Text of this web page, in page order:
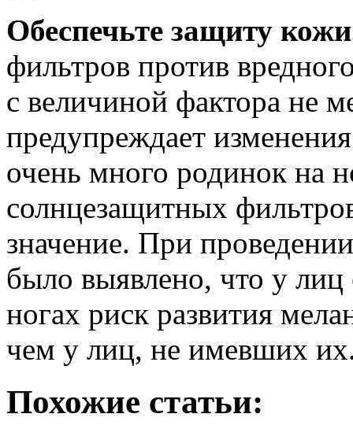
Обеспечьте защиту
фильтров против
с величиной фактора не
предупреждает
очень много родинок на
солнцезащитных
значение. При
было выявлено, что у
ногах риск развития
чем у лиц, не имевших
Похожие статьи: